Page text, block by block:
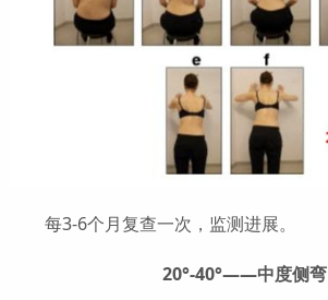
每3-6个月复查一次，监测进展。
20°-40°——中度侧弯